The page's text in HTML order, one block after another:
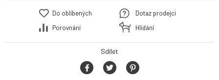
Do oblíbených
Porovnání
Dotaz prodejci
Hlídání
Sdílet